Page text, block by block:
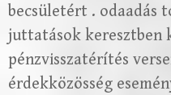
becsületért . odaadás
juttatások keresztben
pénzvisszatérítés
érdekközösség